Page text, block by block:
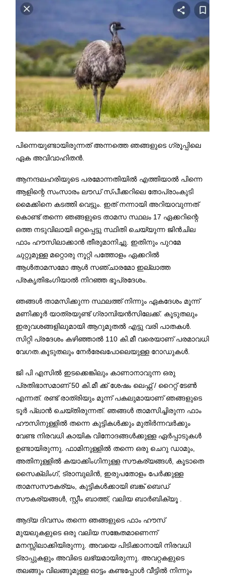
പിന്നെയുണ്ടായിരുന്നത് അന്നത്തെ ഞങ്ങളുടെ ഗ്രൂപ്പിലെ
ഏക അവിവാഹിതൻ.
ആനന്ദലഹരിയുടെ പരമോന്നതിയിൽ എത്തിയാൽ പിന്നെ
ആളിന്റെ സംസാരം ലൗഡ് സ്പീക്കറിലെ തോപ്രാംകുടി
മൈക്കിനെ കടത്തി വെട്ടും. ഇത് നന്നായി അറിയാവുന്നത്
കൊണ്ട് തന്നെ ഞങ്ങളുടെ താമസ സ്ഥലം 17 ഏക്കറിന്റെ
ഒത്ത നടുവിലായി ഒറ്റപ്പെട്ടു സ്ഥിതി ചെയ്യുന്ന ജിൻചില
ഫാം ഹൗസിലാക്കാൻ തീരുമാനിച്ചു. ഇതിനും പുറമേ
ചുറ്റുമുള്ള മറ്റൊരു നൂറ്റി പത്തോളം ഏക്കറിൽ
ആൾതാമസമോ ആൾ സഞ്ചാരമോ ഇല്ലാത്ത
പ്രകൃതിഭംഗിയാൽ നിറഞ്ഞ ഭൂപ്രദേശം.
ഞങ്ങൾ താമസിക്കുന്ന സ്ഥലത്ത് നിന്നും ഏകദേശം മൂന്ന്
മണിക്കൂർ യാത്രയുണ്ട് ഗ്രാമ്പിയൻസിലേക്ക്. കൂടുതലും
ഇരുവശങ്ങളിലുമായി ആറുമുതൽ എട്ടു വരി പാതകൾ.
സിറ്റി പ്രദേശം കഴിഞ്ഞാൽ 110 കി.മീ വരെയാണ് പരമാവധി
വേഗത.കൂടുതലും നേർരേഖപോലെയുള്ള റോഡുകൾ.
ജി പി എസിൽ ഇടക്കെങ്കിലും കാണാനാവുന്ന ഒരു
പ്രതിഭാസമാണ് 50 കി.മീ ക്ക് ശേഷം ലെഫ്റ്റ് / റൈറ്റ് ടേൺ
എന്നത്. രണ്ട് രാത്രിയും മൂന്ന് പകലുമായാണ് ഞങ്ങളുടെ
ടൂർ പ്ലാൻ ചെയ്തിരുന്നത്. ഞങ്ങൾ താമസിച്ചിരുന്ന ഫാം
ഹൗസിനുള്ളിൽ തന്നെ കുട്ടികൾക്കും മുതിർന്നവർക്കും
വേണ്ട നിരവധി കായിക വിനോദങ്ങൾക്കുള്ള ഏർപ്പാടുകൾ
ഉണ്ടായിരുന്നു. ഫാമിനുള്ളിൽ തന്നെ ഒരു ചെറു ഡാമും,
അതിനുള്ളിൽ കയാക്കിംഗിനുള്ള സൗകര്യങ്ങൾ, കൂടാതെ
സൈക്ലിംഗ്, ട്രാമ്പുലിൻ, ഇരുപതോളം പേർക്കുള്ള
താമസസൗകര്യം, കുട്ടികൾക്കായി ബങ്ക് ബെഡ്
സൗകര്യങ്ങൾ, സ്റ്റീം ബാത്ത്, വലിയ ബാർബിക്യൂ .
ആദ്യ ദിവസം തന്നെ ഞങ്ങളുടെ ഫാം ഹൗസ്
മുയലുകളുടെ ഒരു വലിയ സങ്കേതമാണെന്ന്
മനസ്സിലാക്കിയിരുന്നു. അവയെ പിടിക്കാനായി നിരവധി
ട്രാപ്പുകളും അവിടെ ലഭ്യമായിരുന്നു. അവറ്റകളുടെ
തലങ്ങും വിലങ്ങുമുള്ള ഓട്ടം കണ്ടപ്പോൾ വീട്ടിൽ നിന്നും